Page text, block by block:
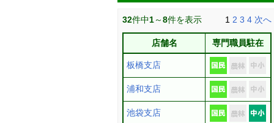
32件中1～8件を表示 1 2 3 4 次へ
店舗名 専門職員駐在
板橋支店
浦和支店
池袋支店